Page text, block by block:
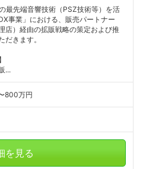
最先端音響技術（PSZ技術等）を活
事業」における、販売パートナー
店）経由の拡販戦略の策定および推
だきます。
...
800万円
を見る